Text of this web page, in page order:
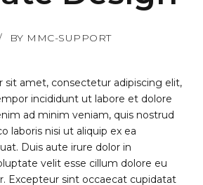
BY MMC-SUPPORT
sit amet, consectetur adipiscing elit,
incididunt ut labore et dolore
ad minim veniam, quis nostrud
laboris nisi ut aliquip ex ea
Duis aute irure dolor in
velit esse cillum dolore eu
Excepteur sint occaecat cupidatat